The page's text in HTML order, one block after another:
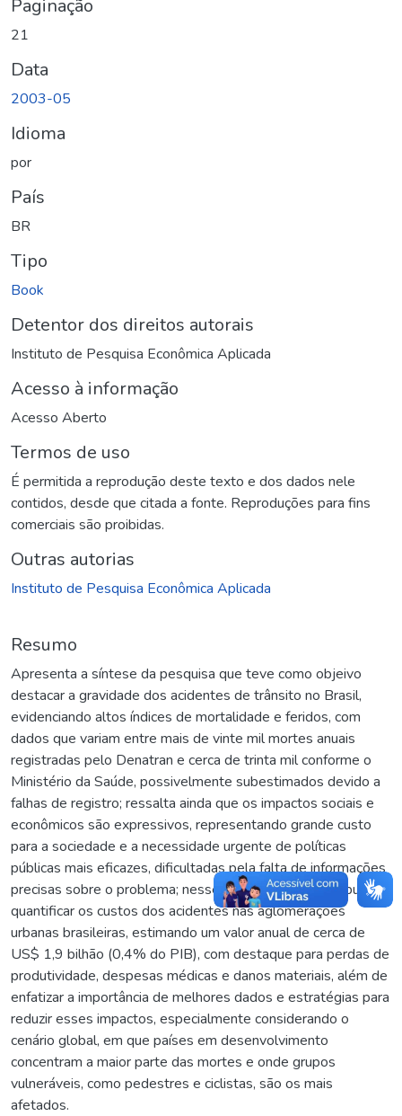
Paginação
21
Data
2003-05
Idioma
por
País
BR
Tipo
Book
Detentor dos direitos autorais
Instituto de Pesquisa Econômica Aplicada
Acesso à informação
Acesso Aberto
Termos de uso
É permitida a reprodução deste texto e dos dados nele
contidos, desde que citada a fonte. Reproduções para fins
comerciais são proibidas.
Outras autorias
Instituto de Pesquisa Econômica Aplicada
Resumo
Apresenta a síntese da pesquisa que teve como objeivo
destacar a gravidade dos acidentes de trânsito no Brasil,
evidenciando altos índices de mortalidade e feridos, com
dados que variam entre mais de vinte mil mortes anuais
registradas pelo Denatran e cerca de trinta mil conforme o
Ministério da Saúde, possivelmente subestimados devido a
falhas de registro; ressalta ainda que os impactos sociais e
econômicos são expressivos, representando grande custo
para a sociedade e a necessidade urgente de políticas
públicas mais eficazes, dificultadas pela falta de informações
precisas sobre o problema; nesse contexto, o estudo busca
quantificar os custos dos acidentes nas aglomerações
urbanas brasileiras, estimando um valor anual de cerca de
US$ 1,9 bilhão (0,4% do PIB), com destaque para perdas de
produtividade, despesas médicas e danos materiais, além de
enfatizar a importância de melhores dados e estratégias para
reduzir esses impactos, especialmente considerando o
cenário global, em que países em desenvolvimento
concentram a maior parte das mortes e onde grupos
vulneráveis, como pedestres e ciclistas, são os mais
afetados.